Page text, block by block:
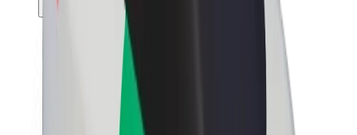
Θέσεις εργασίας
Σχετικά με τη Bolt
Βιωσιμότητα στη Bolt
Project Zero